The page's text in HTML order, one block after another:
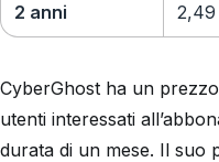
2 anni 2,49
CyberGhost ha un
utenti interessati
durata di un mese. Il suo